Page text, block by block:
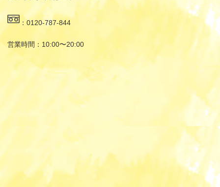
：0120-787-844
営業時間：10:00〜20:00